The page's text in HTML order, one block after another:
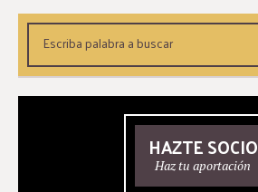
HAZTE SOCIO
Haz tu aportación